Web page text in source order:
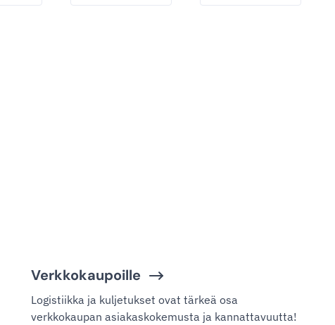
Verkkokaupoille
Logistiikka ja kuljetukset ovat tärkeä osa
verkkokaupan asiakaskokemusta ja kannattavuutta!